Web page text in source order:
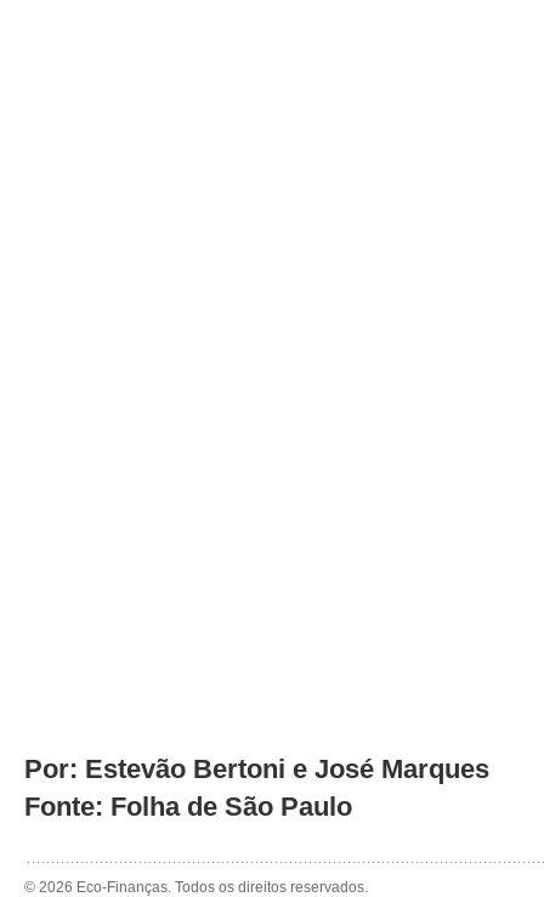
Por: Estevão Bertoni e José Marques
Fonte: Folha de São Paulo
© 2026 Eco-Finanças. Todos os direitos reservados.